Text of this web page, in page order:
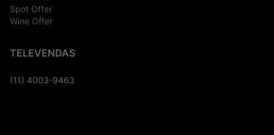
Spot Offer
Wine Offer
TELEVENDAS
(11) 4003-9463